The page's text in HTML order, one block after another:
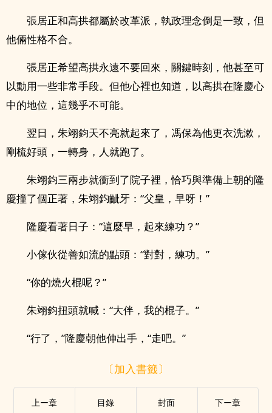
張居正和高拱都屬於改革派，執政理念倒是一致，但
他倆性格不合。
張居正希望高拱永遠不要回來，關鍵時刻，他甚至可
以動用一些非常手段。但他心裡也知道，以高拱在隆慶心
中的地位，這幾乎不可能。
翌日，朱翊鈞天不亮就起來了，馮保為他更衣洗漱，
剛梳好頭，一轉身，人就跑了。
朱翊鈞三兩步就衝到了院子裡，恰巧與準備上朝的隆
慶撞了個正著，朱翊鈞齜牙：“父皇，早呀！”
隆慶看著日子：“這麼早，起來練功？”
小傢伙從善如流的點頭：“對對，練功。”
“你的燒火棍呢？”
朱翊鈞扭頭就喊：“大伴，我的棍子。”
“行了，”隆慶朝他伸出手，“走吧。”
〔加入書籤〕
上ー章 目錄 封面 下ー章